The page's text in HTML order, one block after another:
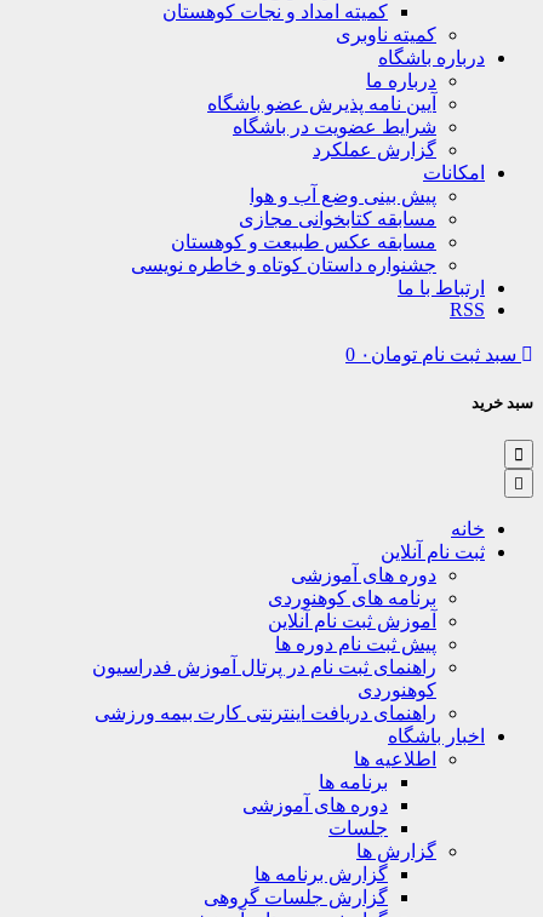
کمیته امداد و نجات کوهستان
کمیته ناوبری
باشگاه
درباره ما
آیین نامه پذیرش عضو باشگاه
شرایط عضویت در باشگاه
گزارش عملکرد
پیش بینی وضع آب و هوا
مسابقه کتابخوانی مجازی
مسابقه عکس طبیعت و کوهستان
جشنواره داستان کوتاه و خاطره نویسی
با ما
نام تومان ۰ 0
نام آنلاین
دوره های آموزشی
برنامه های کوهنوردی
آموزش ثبت نام آنلاین
پیش ثبت نام دوره ها
راهنمای ثبت نام در پرتال آموزش فدراسیون
کوهنوردی
راهنمای دریافت اینترنتی کارت بیمه ورزشی
باشگاه
اطلاعیه ها
برنامه ها
دوره های آموزشی
جلسات
گزارش ها
گزارش برنامه ها
گزارش جلسات گروهی